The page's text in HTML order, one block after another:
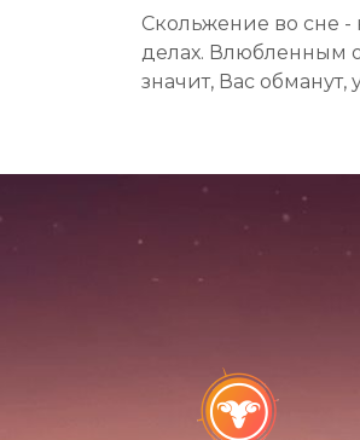
Скольжение во сне -
делах. Влюбленным
значит, Вас